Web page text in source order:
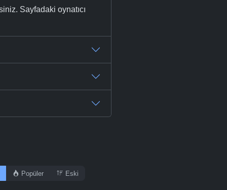
Sayfadaki oynatıcı
Popüler Eski